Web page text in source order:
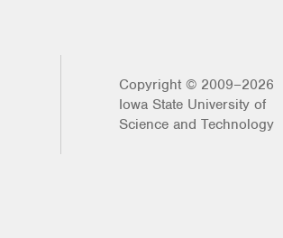
Copyright © 2009–2026
Iowa State University of
Science and Technology